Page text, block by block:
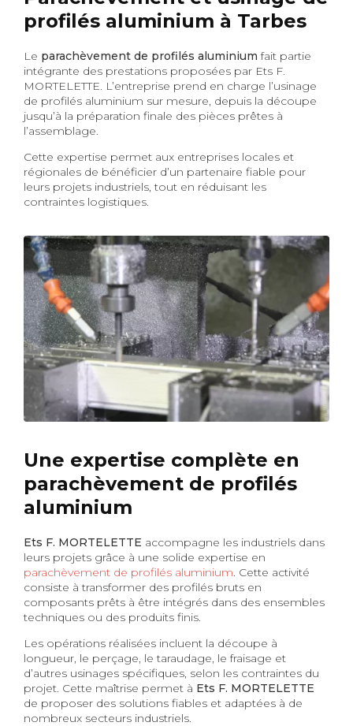
profilés aluminium à Tarbes
Le parachèvement de profilés aluminium fait partie
intégrante des prestations proposées par Ets F.
MORTELETTE. L’entreprise prend en charge l’usinage
de profilés aluminium sur mesure, depuis la découpe
jusqu’à la préparation finale des pièces prêtes à
l’assemblage.
Cette expertise permet aux entreprises locales et
régionales de bénéficier d’un partenaire fiable pour
leurs projets industriels, tout en réduisant les
contraintes logistiques.
Une expertise complète en
parachèvement de profilés
aluminium
Ets F. MORTELETTE accompagne les industriels dans
leurs projets grâce à une solide expertise en
parachèvement de profilés aluminium. Cette activité
consiste à transformer des profilés bruts en
composants prêts à être intégrés dans des ensembles
techniques ou des produits finis.
Les opérations réalisées incluent la découpe à
longueur, le perçage, le taraudage, le fraisage et
d’autres usinages spécifiques, selon les contraintes du
projet. Cette maîtrise permet à Ets F. MORTELETTE
de proposer des solutions fiables et adaptées à de
nombreux secteurs industriels.